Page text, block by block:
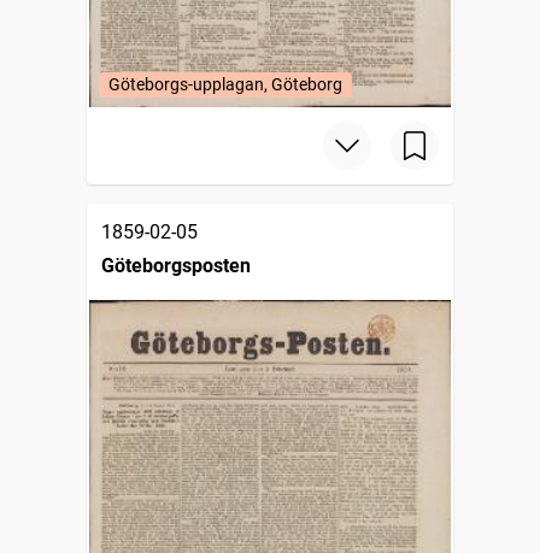
Göteborgs-upplagan, Göteborg
1859-02-05
Göteborgsposten